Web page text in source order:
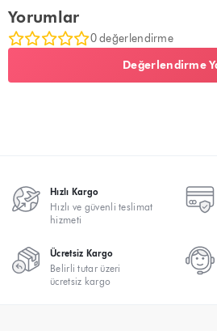
Yorumlar
0 değerlendirme
Değerlendirme
Hızlı Kargo
Hızlı ve güvenli teslimat
hizmeti
Ücretsiz Kargo
Belirli tutar üzeri
ücretsiz kargo